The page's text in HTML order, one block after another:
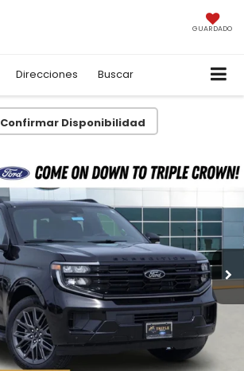
GUARDADO
Direcciones Buscar
Confirmar Disponibilidad